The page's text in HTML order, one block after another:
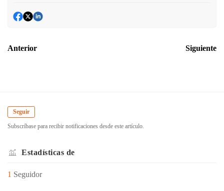
Anterior Siguiente
Seguir
Subscríbase para recibir notificaciones desde este artículo.
Estadísticas de
1 Seguidor